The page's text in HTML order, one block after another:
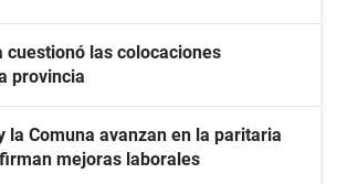
cuestionó las colocaciones
provincia
la Comuna avanzan en la paritaria
mejoras laborales